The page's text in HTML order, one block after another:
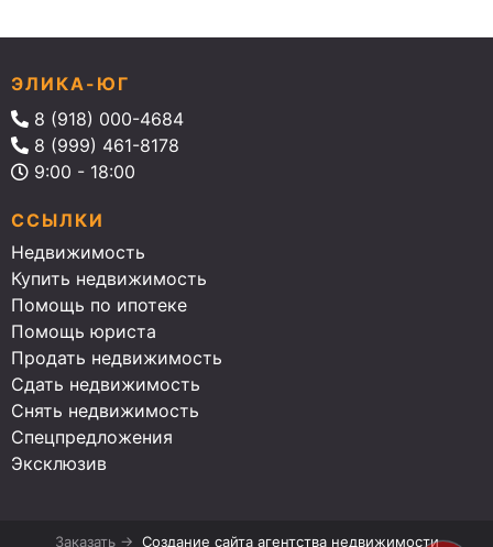
ЭЛИКА-ЮГ
8 (918) 000-4684
8 (999) 461-8178
9:00 - 18:00
ССЫЛКИ
Недвижимость
Купить недвижимость
Помощь по ипотеке
Помощь юриста
Продать недвижимость
Сдать недвижимость
Снять недвижимость
Спецпредложения
Эксклюзив
Заказать → Создание сайта агентства недвижимости